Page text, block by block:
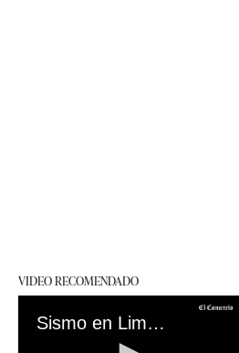
VIDEO RECOMENDADO
Sismo en Lima: todos los detalles del silencio sísmico